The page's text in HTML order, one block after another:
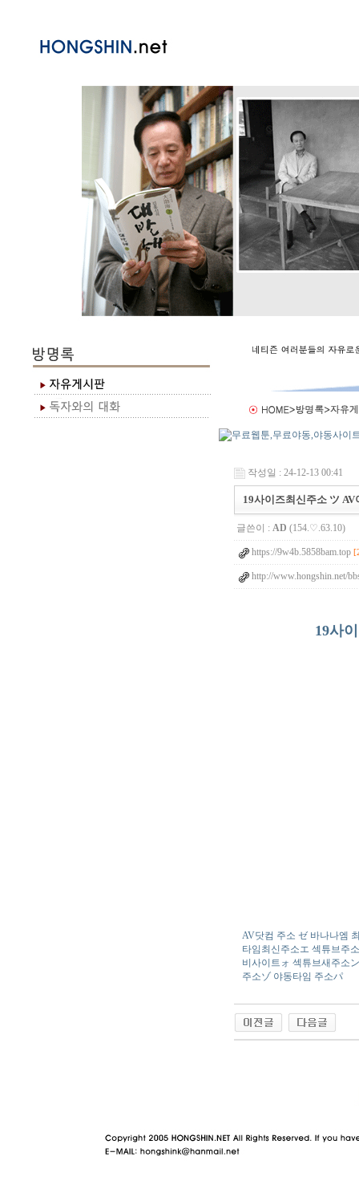
작성일 : 24-12-13 00:41
19사이즈최신주소 ツ
글쓴이 : AD (154.♡.63.10)
https://9w4b.5858bam.top
http://www.hongshin.net/
19사
AV닷컴 주소 ゼ 바나나엠
타임최신주소エ 섹튜브주
비사이트ォ 섹튜브새주소
주소ゾ 야동타임 주소パ